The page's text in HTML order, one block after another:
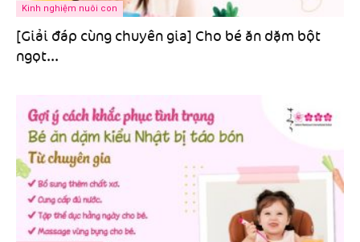
Kinh nghiệm nuôi con
[Giải đáp cùng chuyên gia] Cho bé ăn dặm bột
ngọt...